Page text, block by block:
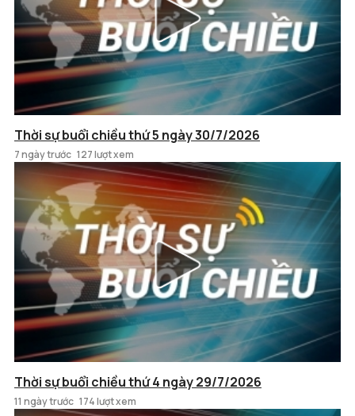
Thời sự buổi chiều thứ 5 ngày 30/7/2026
7 ngày trước 127 lượt xem
Thời sự buổi chiều thứ 4 ngày 29/7/2026
11 ngày trước 174 lượt xem